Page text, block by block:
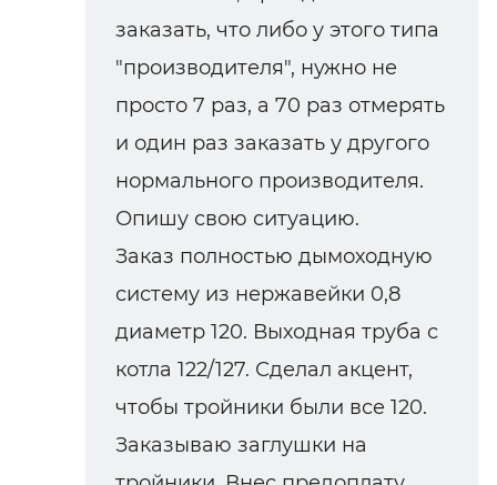
заказать, что либо у этого типа
"производителя", нужно не
просто 7 раз, а 70 раз отмерять
и один раз заказать у другого
нормального производителя.
Опишу свою ситуацию.
Заказ полностью дымоходную
систему из нержавейки 0,8
диаметр 120. Выходная труба с
котла 122/127. Сделал акцент,
чтобы тройники были все 120.
Заказываю заглушки на